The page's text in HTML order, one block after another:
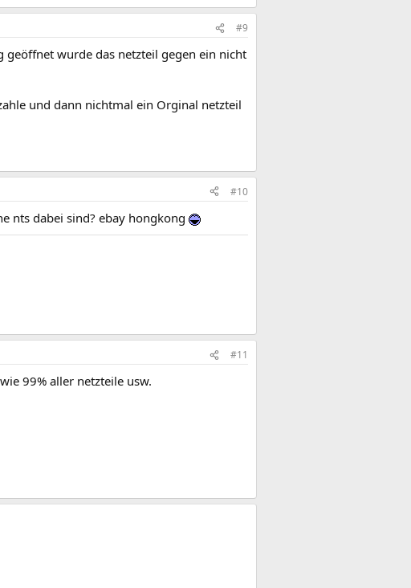
#9
geöffnet wurde das netzteil gegen ein nicht
und dann nichtmal ein Orginal netzteil
#10
nts dabei sind? ebay hongkong
#11
99% aller netzteile usw.